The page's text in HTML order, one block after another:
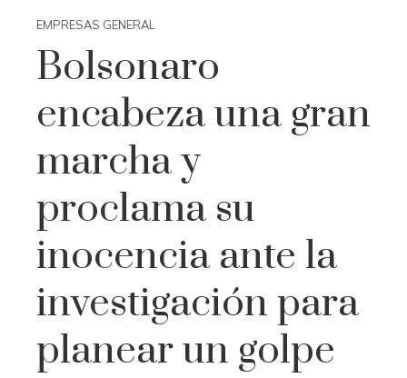
EMPRESAS GENERAL
Bolsonaro
encabeza una gran
marcha y
proclama su
inocencia ante la
investigación para
planear un golpe